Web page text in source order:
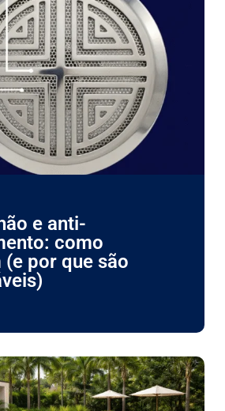
e anti-
como
por que são